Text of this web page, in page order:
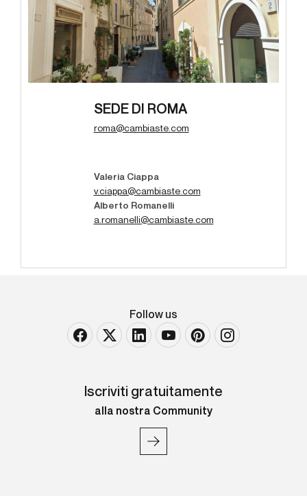
SEDE DI ROMA
roma@cambiaste.com
Valeria Ciappa
v.ciappa@cambiaste.com
Alberto Romanelli
a.romanelli@cambiaste.com
Follow us
Iscriviti gratuitamente
alla nostra Community